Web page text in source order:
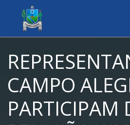
CAMPO
PARTICIPAM